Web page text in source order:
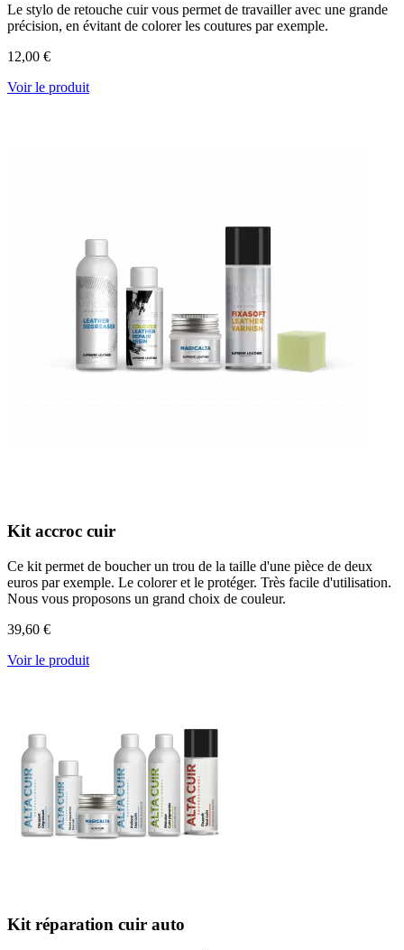
Le stylo de retouche cuir vous permet de travailler avec une grande
précision, en évitant de colorer les coutures par exemple.
12,00 €
Voir le produit
Kit accroc cuir
Ce kit permet de boucher un trou de la taille d'une pièce de deux
euros par exemple. Le colorer et le protéger. Très facile d'utilisation.
Nous vous proposons un grand choix de couleur.
39,60 €
Voir le produit
Kit réparation cuir auto